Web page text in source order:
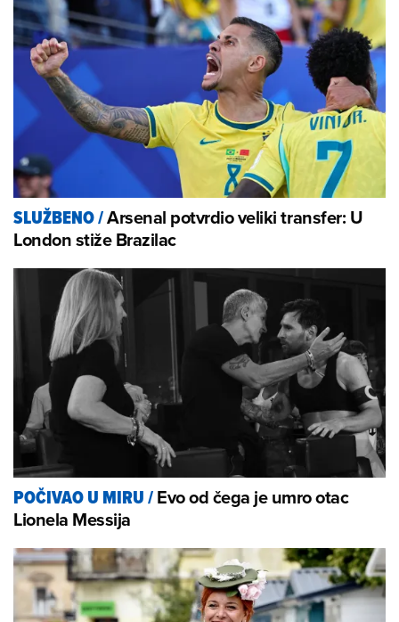
SLUŽBENO/Arsenal potvrdio veliki transfer: U
London stiže Brazilac
POČIVAO U MIRU/Evo od čega je umro otac
Lionela Messija